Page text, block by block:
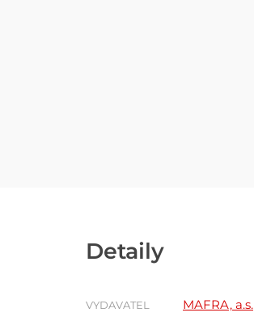
Detaily
VYDAVATEL MAFRA, a.s.